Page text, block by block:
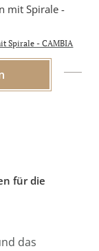
Spirale - CAMBIA
für die
das